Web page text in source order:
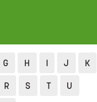
G H I J
K
R S T
U